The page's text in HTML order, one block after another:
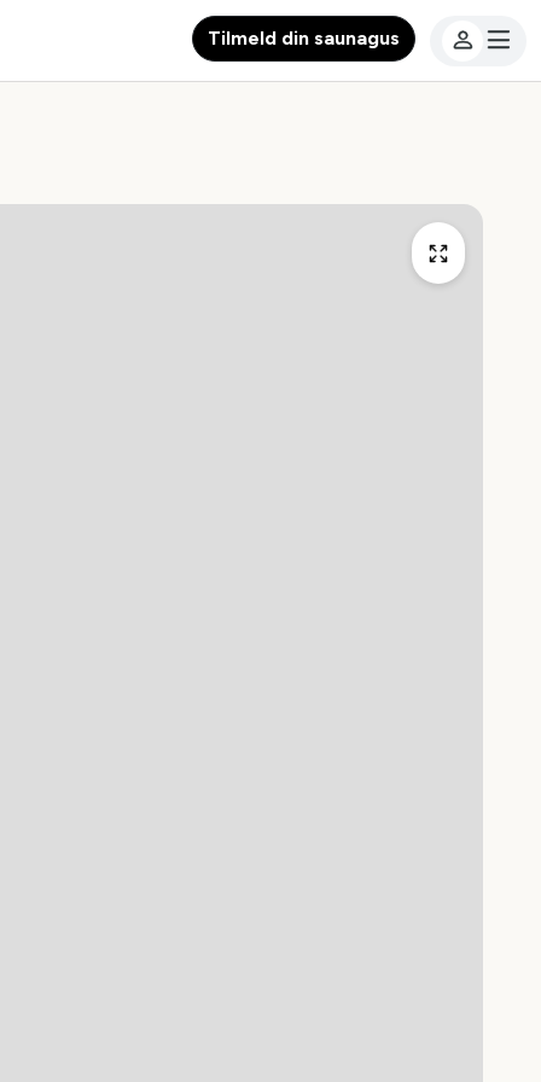
Tilmeld din saunagus